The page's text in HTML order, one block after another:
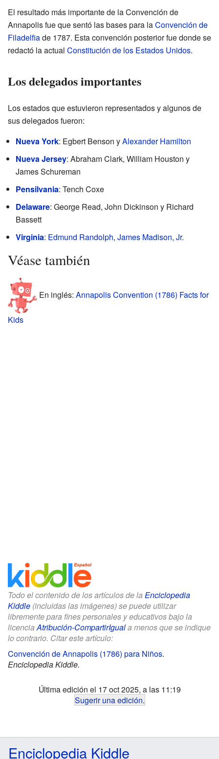
El resultado más importante de la Convención de
Annapolis fue que sentó las bases para laConvención de
Filadelfiade 1787. Esta convención posterior fue donde se
redactó la actual Constitución de los Estados Unidos.
Los delegados importantes
Los estados que estuvieron representados y algunos de
sus delegados fueron:
Nueva York: Egbert Benson yAlexander Hamilton
Nueva Jersey: Abraham Clark, William Houston y
James Schureman
Pensilvania: Tench Coxe
Delaware: George Read, John Dickinson y Richard
Bassett
Virginia: Edmund Randolph, James Madison, Jr.
Véase también
En inglés: Annapolis Convention (1786) Facts for
Kids
Todo el contenido de los artículos de la Enciclopedia
Kiddle (incluidas las imágenes) se puede utilizar
libremente para fines personales y educativos bajo la
licenciaAtribución-CompartirIguala menos que se indique
lo contrario. Citar este artículo:
Convención de Annapolis (1786) para Niños.
Enciclopedia Kiddle.
Última edición el 17 oct 2025, a las 11:19
Sugerir una edición.
Enciclopedia Kiddle